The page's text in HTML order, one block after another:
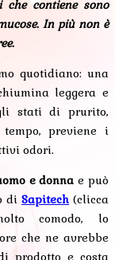
che contiene sono
In più non è
quotidiano: una
leggera e
stati di prurito,
previene i
odori.
e donna e può
diSapitech (clicca
comodo, lo
che ne avrebbe
prodotto e costa